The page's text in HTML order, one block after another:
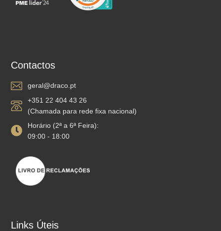
Contactos
geral@draco.pt
+351 22 404 43 26
(Chamada para rede fixa nacional)
Horário (2ª a 6ª Feira):
09:00 - 18:00
Links Úteis